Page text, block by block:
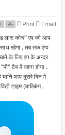
A- Print Email
लास कोच” एप को आप
रहेगा , तब तक एप्प
के लिए एप के अन्दर
टैब में जाना होगा .
आप दुसरे दिन में
टाइम (वाल्किंग ,